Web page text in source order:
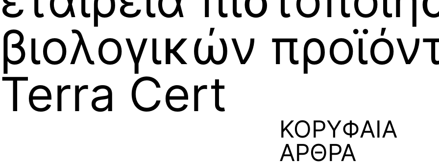
βιολογικών
Terra Cert
ΚΟΡΥΦΑΙΑ
ΑΡΘΡΑ